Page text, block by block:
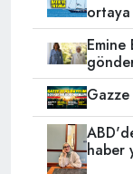
ortaya
Emine
haber